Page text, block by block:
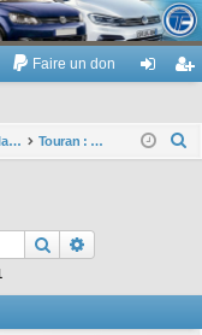
Touran
Faire un don
ne nr
Touran, la mécanique : moteurs, boites, transmissions, freins, direction, roues Touran : moteurs diesel CR
c
Rechercher